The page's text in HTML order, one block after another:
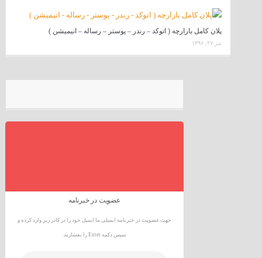
پلان کامل بازارچه ( اتوکد – رندر – پوستر – رساله – انیمیشن )
تیر ۲۷, ۱۳۹۶
عضویت در خبرنامه
جهت عضویت در خبرنامه ایمیلی ما ایمیل خود را در کادر زیر وارد کرده و
سپس دکمه Enter را بفشارید.